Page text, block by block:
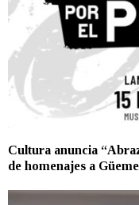
Cultura anuncia
de homenajes a